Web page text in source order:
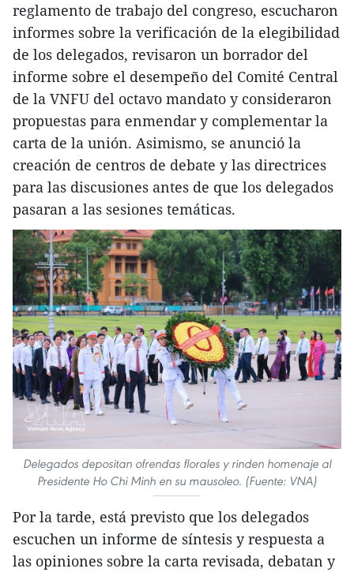
reglamento de trabajo del congreso, escucharon
informes sobre la verificación de la elegibilidad
de los delegados, revisaron un borrador del
informe sobre el desempeño del Comité Central
de la VNFU del octavo mandato y consideraron
propuestas para enmendar y complementar la
carta de la unión. Asimismo, se anunció la
creación de centros de debate y las directrices
para las discusiones antes de que los delegados
pasaran a las sesiones temáticas.
Delegados depositan ofrendas florales y rinden homenaje al
Presidente Ho Chi Minh en su mausoleo. (Fuente: VNA)
Por la tarde, está previsto que los delegados
escuchen un informe de síntesis y respuesta a
las opiniones sobre la carta revisada, debatan y